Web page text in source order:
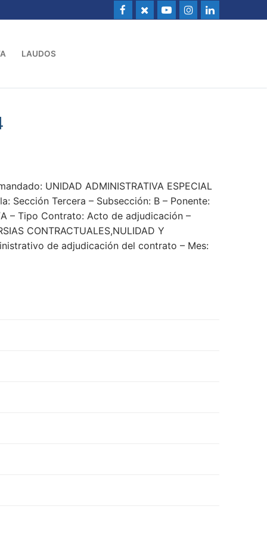
LAUDOS
UNIDAD ADMINISTRATIVA ESPECIAL
Sección Tercera – Subsección: B – Ponente:
– Tipo Contrato: Acto de adjudicación –
CONTRACTUALES,NULIDAD Y
de adjudicación del contrato – Mes: